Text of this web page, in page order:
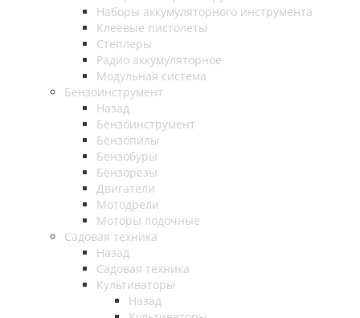
Наборы аккумуляторного инструмента
Клеевые пистолеты
Степлеры
Радио аккумуляторное
Модульная система
Бензоинструмент
Назад
Бензоинструмент
Бензопилы
Бензобуры
Бензорезы
Двигатели
Мотодрели
Моторы лодочные
Садовая техника
Назад
Садовая техника
Культиваторы
Назад